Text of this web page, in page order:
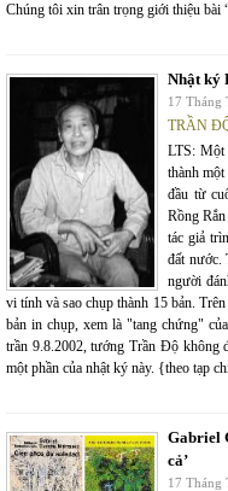
Chúng tôi xin trân trọng giới thiệu bài
Nhật ký
17 Tháng
TRẦN
LTS:
thành
đầu từ
Rồng
tác giả
đất nước.
người
vi tính và sao chụp thành 15 bản.
bản in chụp, xem là "tang chứng"
trần 9.8.2002, tướng Trần Độ không
một phần của nhật ký này. {theo tạp
Gabriel
cả’
17 Tháng